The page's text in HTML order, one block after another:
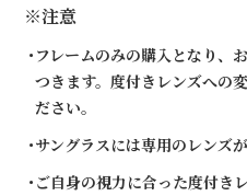
※注意
フレームのみの購入となり、
つきます。度付きレンズへの
ださい。
サングラスには専用のレンズが
ご自身の視力に合った度付き